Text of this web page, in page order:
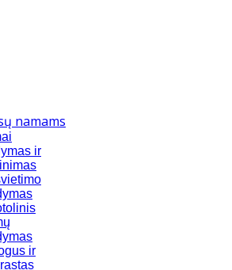
namams
ir
ir